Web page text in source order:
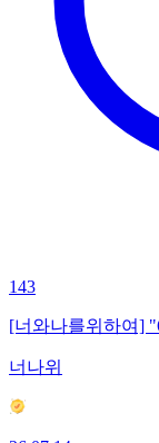
143
[너와나를위하여]
너나위